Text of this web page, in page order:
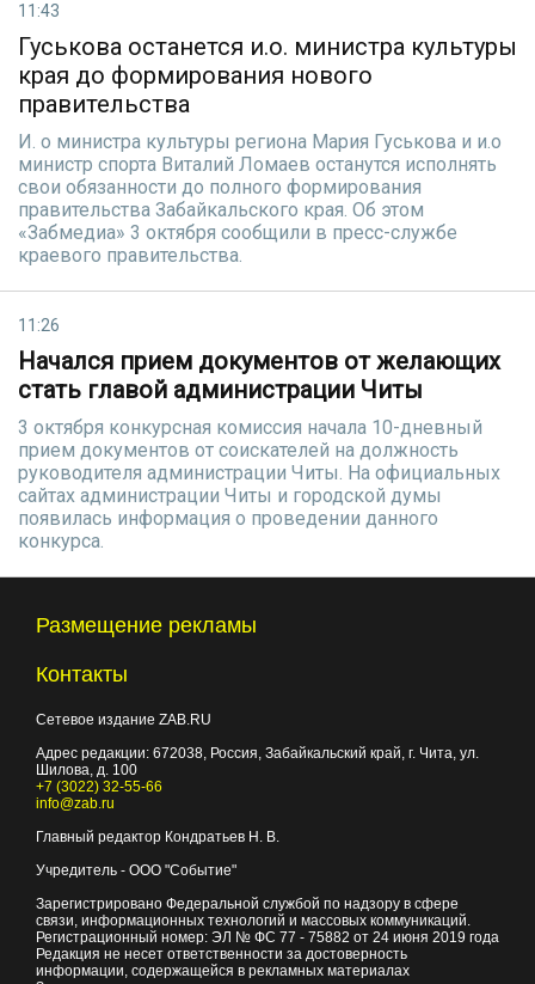
11:43
Гуськова останется и.о. министра культуры
края до формирования нового
правительства
И. о министра культуры региона Мария Гуськова и и.о
министр спорта Виталий Ломаев останутся исполнять
свои обязанности до полного формирования
правительства Забайкальского края. Об этом
«Забмедиа» 3 октября сообщили в пресс-службе
краевого правительства.
11:26
Начался прием документов от желающих
стать главой администрации Читы
3 октября конкурсная комиссия начала 10-дневный
прием документов от соискателей на должность
руководителя администрации Читы. На официальных
сайтах администрации Читы и городской думы
появилась информация о проведении данного
конкурса.
Размещение рекламы
Контакты
Сетевое издание ZAB.RU
Адрес редакции: 672038, Россия, Забайкальский край, г. Чита, ул.
Шилова, д. 100
+7 (3022) 32-55-66
info@zab.ru
Главный редактор Кондратьев Н. В.
Учредитель - ООО "Событие"
Зарегистрировано Федеральной службой по надзору в сфере
связи, информационных технологий и массовых коммуникаций.
Регистрационный номер: ЭЛ № ФС 77 - 75882 от 24 июня 2019 года
Редакция не несет ответственности за достоверность
информации, содержащейся в рекламных материалах